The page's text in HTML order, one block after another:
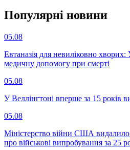
Популярнi новини
05.08
Евтаназія для невиліковно
медичну допомогу при смерті
05.08
У Веллінгтоні вперше за 15 років
05.08
Міністерство війни США видалило
про військові випробування за 25